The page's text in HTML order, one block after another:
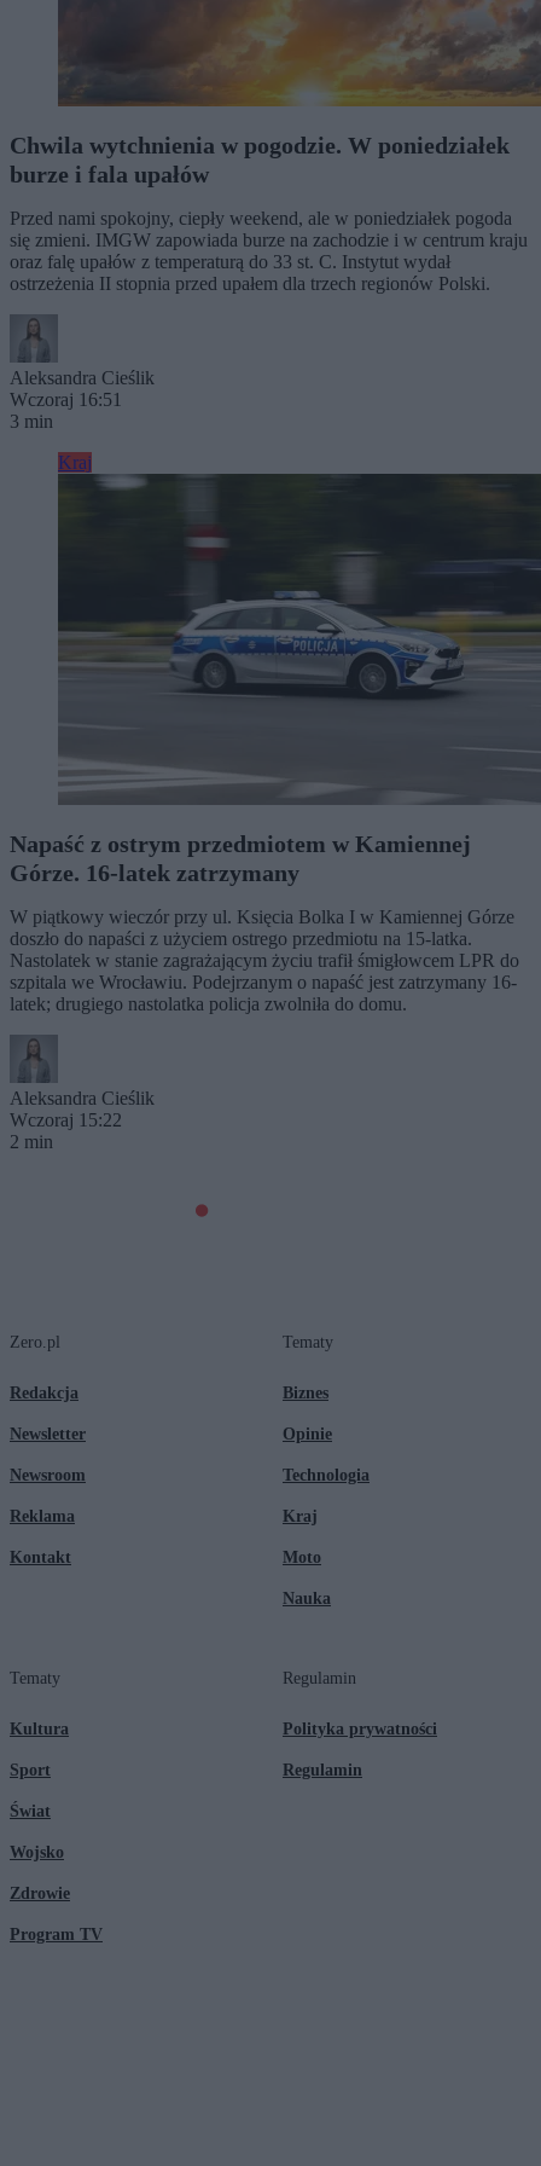
Chwila wytchnienia w pogodzie. W poniedziałek
burze i fala upałów
Przed nami spokojny, ciepły weekend, ale w poniedziałek pogoda
się zmieni. IMGW zapowiada burze na zachodzie i w centrum kraju
oraz falę upałów z temperaturą do 33 st. C. Instytut wydał
ostrzeżenia II stopnia przed upałem dla trzech regionów Polski.
Aleksandra Cieślik
Wczoraj 16:51
3 min
Kraj
Napaść z ostrym przedmiotem w Kamiennej
Górze. 16-latek zatrzymany
W piątkowy wieczór przy ul. Księcia Bolka I w Kamiennej Górze
doszło do napaści z użyciem ostrego przedmiotu na 15-latka.
Nastolatek w stanie zagrażającym życiu trafił śmigłowcem LPR do
szpitala we Wrocławiu. Podejrzanym o napaść jest zatrzymany 16-
latek; drugiego nastolatka policja zwolniła do domu.
Aleksandra Cieślik
Wczoraj 15:22
2 min
Zero.pl
Redakcja
Newsletter
Newsroom
Reklama
Kontakt
Tematy
Biznes
Opinie
Technologia
Kraj
Moto
Nauka
Tematy
Kultura
Sport
Świat
Wojsko
Zdrowie
Program TV
Regulamin
Polityka prywatności
Regulamin